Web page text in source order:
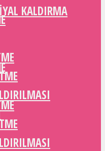
KALDIRMA